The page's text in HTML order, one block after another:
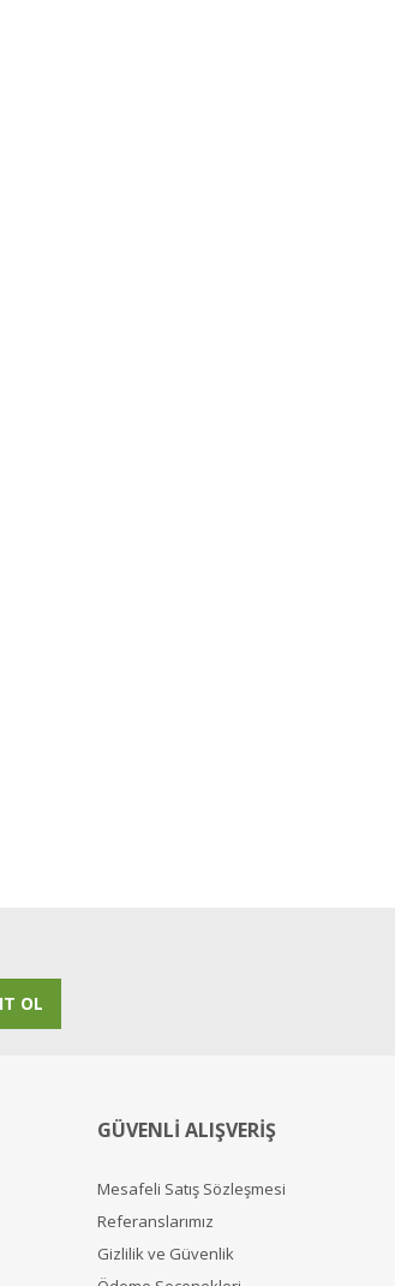
OL
GÜVENLİ ALIŞVERİŞ
Mesafeli Satış Sözleşmesi
Referanslarımız
Gizlilik ve Güvenlik